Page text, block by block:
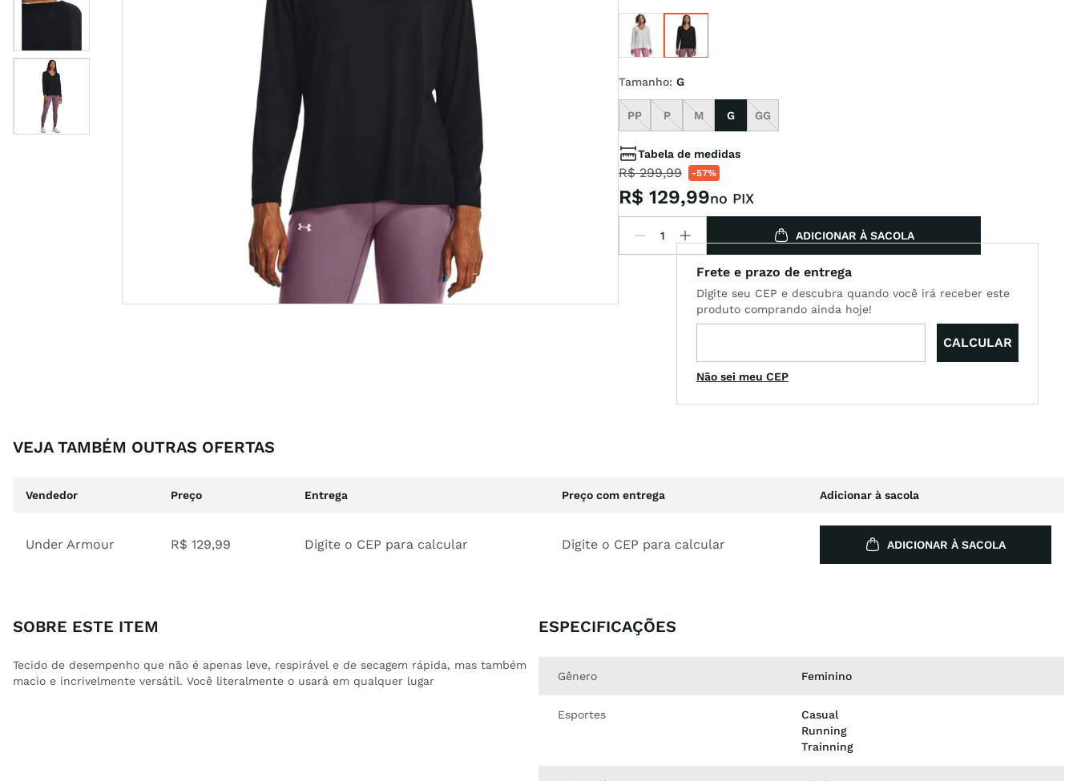
Tamanho: G
PP P M G GG
Tabela de medidas
R$ 299,99 -57%
R$ 129,99no PIX
ADICIONAR À SACOLA
Não sei meu CEP
VEJA TAMBÉM OUTRAS OFERTAS
Vendedor Preço Entrega Preço com entrega Adicionar à sacola
Under Armour R$ 129,99 Digite o CEP para calcular Digite o CEP para calcular ADICIONAR À SACOLA
SOBRE ESTE ITEM
Tecido de desempenho que não é apenas leve, respirável e de secagem rápida, mas também
macio e incrivelmente versátil. Você literalmente o usará em qualquer lugar
ESPECIFICAÇÕES
Gênero Feminino
Esportes
Casual
Running
Trainning